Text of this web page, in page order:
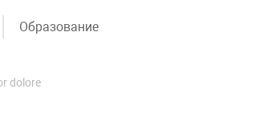
Образование
dolore